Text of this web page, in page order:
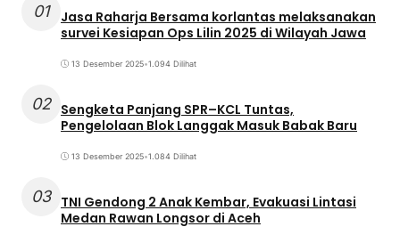
01
Jasa Raharja Bersama korlantas melaksanakan
survei Kesiapan Ops Lilin 2025 di Wilayah Jawa
13 Desember 2025•1.094 Dilihat
02 Sengketa Panjang SPR–KCL Tuntas,
Pengelolaan Blok Langgak Masuk Babak Baru
13 Desember 2025•1.084 Dilihat
03 TNI Gendong 2 Anak Kembar, Evakuasi Lintasi
Medan Rawan Longsor di Aceh